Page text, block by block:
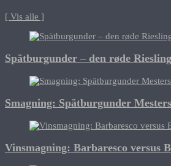
[ Vis alle ]
Spätburgunder – den røde Riesling
Smagning: Spätburgunder
Vinsmagning: Barbaresco versus